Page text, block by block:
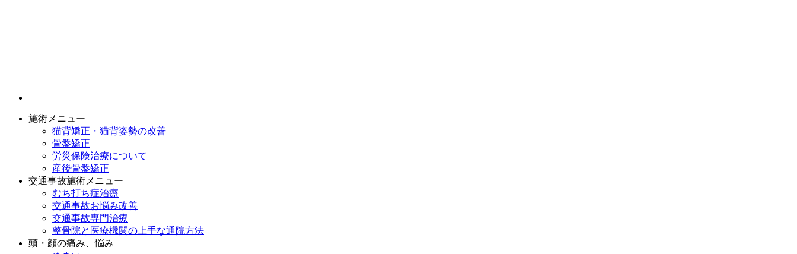
施術メニュー
猫背矯正・猫背姿勢の改善
骨盤矯正
労災保険治療について
産後骨盤矯正
交通事故施術メニュー
むち打ち症治療
交通事故お悩み改善
交通事故専門治療
整骨院と医療機関の上手な通院方法
頭・顔の痛み、悩み